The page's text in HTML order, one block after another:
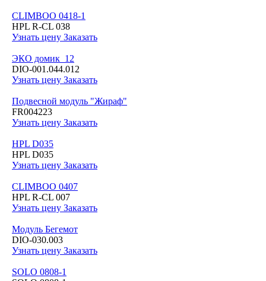
CLIMBOO 0418-1
HPL R-CL 038
Узнать цену Заказать
ЭКО домик_12
DIO-001.044.012
Узнать цену Заказать
Подвесной модуль "Жираф"
FR004223
Узнать цену Заказать
HPL D035
HPL D035
Узнать цену Заказать
CLIMBOO 0407
HPL R-CL 007
Узнать цену Заказать
Модуль Бегемот
DIO-030.003
Узнать цену Заказать
SOLO 0808-1